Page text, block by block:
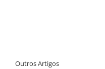
Outros Artigos